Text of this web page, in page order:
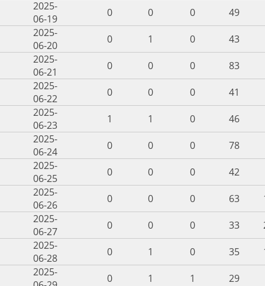
2025-
06-19
0 0 0
49
2025-
06-20
0 1 0
43
2025-
06-21
0 0 0
83
2025-
06-22
0 0 0
41
2025-
06-23
1 1 0
46
2025-
06-24
0 0 0
78
2025-
06-25
0 0 0
42
2025-
06-26
0 0 0 63
2025-
06-27
0 0 0 33
2025-
06-28
0 1 0 35
2025-
0 1 1 29